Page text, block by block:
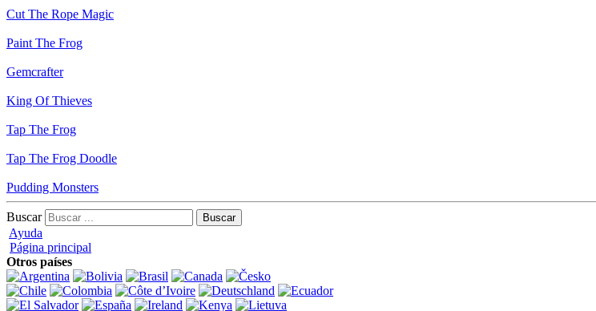
Cut The Rope Magic
Paint The Frog
Gemcrafter
King Of Thieves
Tap The Frog
Tap The Frog Doodle
Pudding Monsters
Buscar
Ayuda
Página principal
Otros países